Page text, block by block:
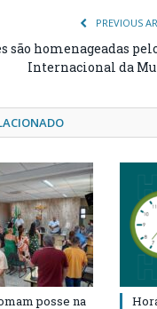
PREVIOUS
são homenageadas
Internacional da
posse na